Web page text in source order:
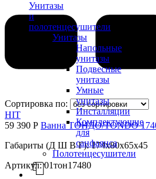
Унитазы
и
полотенцесушители
Унитазы
Напольные
унитазы
Подвесные
унитазы
Умные
унитазы
Инсталляции
Комплектующие
для
санфаянса
Полотенцесушители
Сортировка по:
HIT
59 390 Р Ванна ТОНДО/TONDO
Габариты (Д Ш В Г): 174x80x65x45
Артикул: 01тон17480